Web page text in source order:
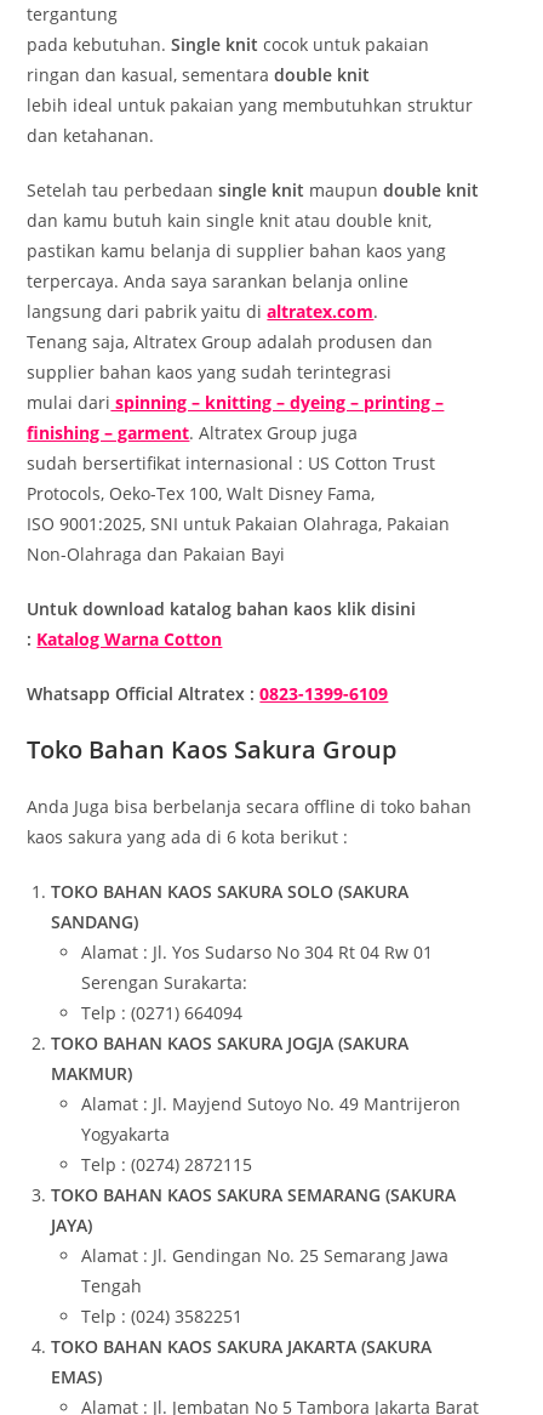
tergantung
pada kebutuhan.Single knitcocok untuk pakaian
ringan dan kasual, sementaradouble knit
lebih ideal untuk pakaian yang membutuhkan struktur
dan ketahanan.
Setelah tau perbedaansingle knit maupundouble knit
dan kamu butuh kain single knit atau double knit,
pastikan kamu belanja di supplier bahan kaos yang
terpercaya. Anda saya sarankan belanja online
langsung dari pabrik yaitu dialtratex.com.
Tenang saja, Altratex Group adalah produsen dan
supplier bahan kaos yang sudah terintegrasi
mulai dari spinning – knitting – dyeing – printing –
finishing – garment. Altratex Group juga
sudah bersertifikat internasional : US Cotton Trust
Protocols, Oeko-Tex 100, Walt Disney Fama,
ISO 9001:2025, SNI untuk Pakaian Olahraga, Pakaian
Non-Olahraga dan Pakaian Bayi
Untuk download katalog bahan kaos klik disini
: Katalog Warna Cotton
Whatsapp Official Altratex :0823-1399-6109
Toko Bahan Kaos Sakura Group
Anda Juga bisa berbelanja secara offline di toko bahan
kaos sakura yang ada di 6 kota berikut :
TOKO BAHAN KAOS SAKURA SOLO (SAKURA
SANDANG)
Alamat : Jl. Yos Sudarso No 304 Rt 04 Rw 01
Serengan Surakarta:
Telp : (0271) 664094
TOKO BAHAN KAOS SAKURA JOGJA (SAKURA
MAKMUR)
Alamat : Jl. Mayjend Sutoyo No. 49 Mantrijeron
Yogyakarta
Telp : (0274) 2872115
TOKO BAHAN KAOS SAKURA SEMARANG (SAKURA
JAYA)
Alamat : Jl. Gendingan No. 25 Semarang Jawa
Tengah
Telp : (024) 3582251
TOKO BAHAN KAOS SAKURA JAKARTA (SAKURA
EMAS)
Alamat : Jl. Jembatan No 5 Tambora Jakarta Barat